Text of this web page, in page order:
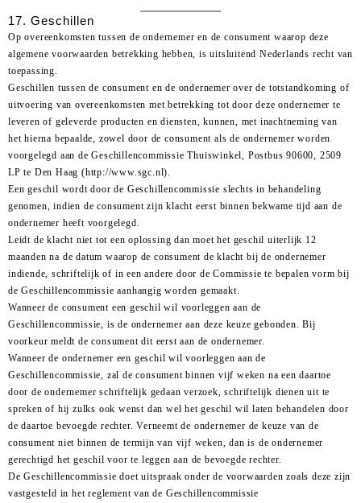
17. Geschillen
Op overeenkomsten tussen de ondernemer en de consument waarop deze
algemene voorwaarden betrekking hebben, is uitsluitend Nederlands recht van
toepassing.
Geschillen tussen de consument en de ondernemer over de totstandkoming of
uitvoering van overeenkomsten met betrekking tot door deze ondernemer te
leveren of geleverde producten en diensten, kunnen, met inachtneming van
het hierna bepaalde, zowel door de consument als de ondernemer worden
voorgelegd aan de Geschillencommissie Thuiswinkel, Postbus 90600, 2509
LP te Den Haag (http://www.sgc.nl).
Een geschil wordt door de Geschillencommissie slechts in behandeling
genomen, indien de consument zijn klacht eerst binnen bekwame tijd aan de
ondernemer heeft voorgelegd.
Leidt de klacht niet tot een oplossing dan moet het geschil uiterlijk 12
maanden na de datum waarop de consument de klacht bij de ondernemer
indiende, schriftelijk of in een andere door de Commissie te bepalen vorm bij
de Geschillencommissie aanhangig worden gemaakt.
Wanneer de consument een geschil wil voorleggen aan de
Geschillencommissie, is de ondernemer aan deze keuze gebonden. Bij
voorkeur meldt de consument dit eerst aan de ondernemer.
Wanneer de ondernemer een geschil wil voorleggen aan de
Geschillencommissie, zal de consument binnen vijf weken na een daartoe
door de ondernemer schriftelijk gedaan verzoek, schriftelijk dienen uit te
spreken of hij zulks ook wenst dan wel het geschil wil laten behandelen door
de daartoe bevoegde rechter. Verneemt de ondernemer de keuze van de
consument niet binnen de termijn van vijf weken, dan is de ondernemer
gerechtigd het geschil voor te leggen aan de bevoegde rechter.
De Geschillencommissie doet uitspraak onder de voorwaarden zoals deze zijn
vastgesteld in het reglement van de Geschillencommissie